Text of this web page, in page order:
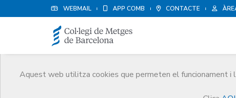
WEBMAIL APP COMB CONTACTE
Aquest web utilitza cookies que permeten el funcionament i